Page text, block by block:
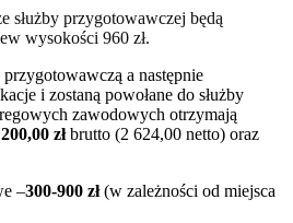
służby przygotowawczej będą
wysokości 960 zł.
a następnie
i zostaną powołane do służby
zawodowych otrzymają
złbrutto (2 624,00 netto) oraz
–300-900 zł(w zależności od miejsca